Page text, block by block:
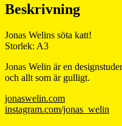
Beskrivning
Jonas Welins söta katt!
Storlek: A3
Jonas Welin är en
och allt som är gulligt.
jonaswelin.com
instagram.com/jonas_welin